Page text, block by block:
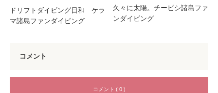
ドリフトダイビング日和 ケラ
マ諸島ファンダイビング
久々に太陽。チービシ諸島ファ
ンダイビング
コメント
コメント ( 0 )